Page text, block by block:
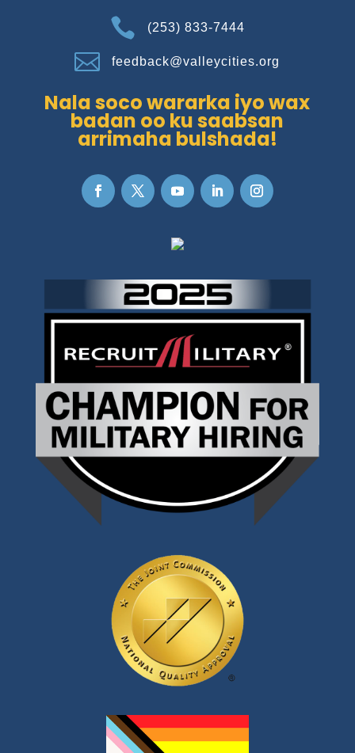
 (253) 833-7444
 feedback@valleycities.org
Nala soco wararka iyo wax
badan oo ku saabsan
arrimaha bulshada!